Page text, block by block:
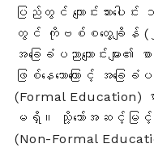
ပြည်တွင် ကျောင်းသားပေါ
တွင် ကိုဗစ်စတွေ့ချိ
အခြေခံပညာကျောင်းမ
ဖြစ်နေသောကြောင့် အခြေ
(Formal
မရှိ။ သို့သော်အဆင့်မြင့်ပ
(Non-Formal Education)